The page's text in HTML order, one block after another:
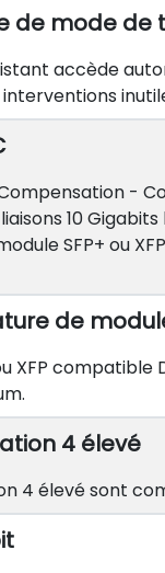
de mode de
accède
Compensation -
10
SFP+ ou
de
XFP
4 élevé
4 élevé sont